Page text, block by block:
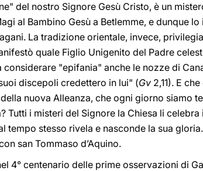
del nostro Signore Gesù Cristo, è un
al Bambino Gesù a Betlemme, e dunque
La tradizione orientale, invece,
quale Figlio Unigenito del Padre
"epifania" anche le nozze di
discepoli credettero in lui" (Gv 2,11). E
nuova Alleanza, che ogni giorno siamo
Tutti i misteri del Signore la Chiesa li
tempo stesso rivela e nasconde la sua
san Tommaso d’Aquino.
4° centenario delle prime osservazioni di